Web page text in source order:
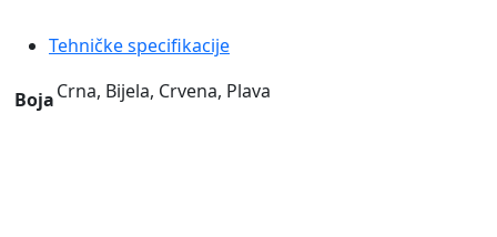
Fellowes
Tehničke specifikacije
BojaCrna, Bijela, Crvena, Plava